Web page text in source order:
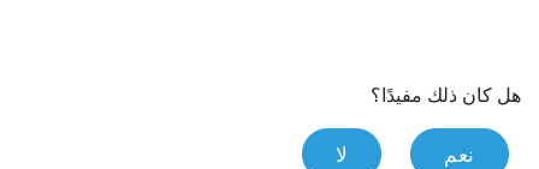
هل كان ذلك مفيدًا؟
نعم لا